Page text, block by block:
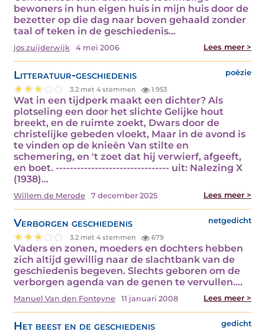
bewoners in hun eigen huis in mijn huis door de
bezetter op die dag naar boven gehaald zonder
taal of teken in de geschiedenis…
jos zuijderwijk 4 mei 2006 Lees meer >
Litteratuur-geschiedenis poëzie
3.2 met 4 stemmen 1.953
Wat in een tijdperk maakt een dichter? Als
plotseling een door het slichte Gelijke hout
breekt, en de ruimte zoekt, Dwars door de
christelijke gebeden vloekt, Maar in de avond is
te vinden op de knieën Van stilte en
schemering, en 't zoet dat hij verwierf, afgeeft,
en boet. -------------------------------- uit: Nalezing X
(1938)…
Willem de Merode 7 december 2025 Lees meer >
Verborgen geschiedenis netgedicht
3.2 met 4 stemmen 679
Vaders en zonen, moeders en dochters hebben
zich altijd gewillig naar de slachtbank van de
geschiedenis begeven. Slechts geboren om de
verborgen agenda van de genen te vervullen.…
Manuel Van den Fonteyne 11 januari 2008 Lees meer >
Het beest en de geschiedenis gedicht